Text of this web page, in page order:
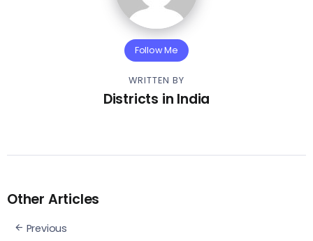
Follow Me
WRITTEN BY
Districts in India
Other Articles
Previous